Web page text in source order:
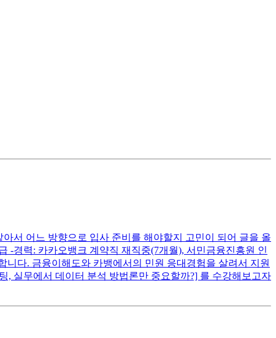
서 어느 방향으로 입사 준비를 해야할지 고민이 되어 글을 올
-경력: 카카오뱅크 계약직 재직중(7개월), 서민금융진흥원 인
다. 금융이해도와 카뱅에서의 민원 응대경험을 살려서 지원
, 실무에서 데이터 분석 방법론만 중요할까?] 를 수강해보고자